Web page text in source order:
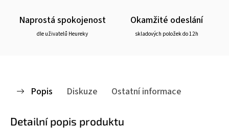
Naprostá spokojenost
dle uživatelů Heureky
Okamžité odeslání
skladových položek do 12h
Popis Diskuze Ostatní informace
Detailní popis produktu